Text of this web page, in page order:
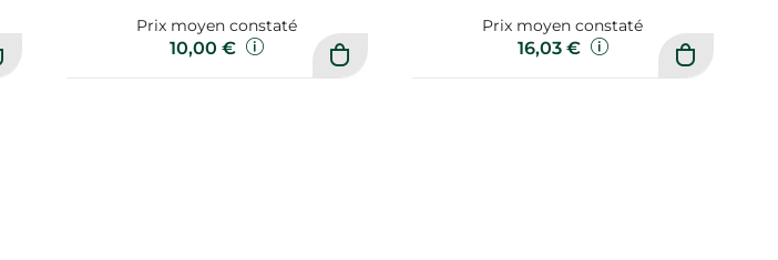
Prix moyen constaté
10,00 €
Prix moyen constaté
16,03 €